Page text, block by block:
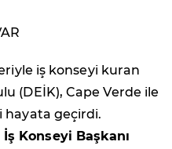
iş konseyi kuran
(DEİK), Cape Verde ile
hayata geçirdi.
Konseyi Başkanı